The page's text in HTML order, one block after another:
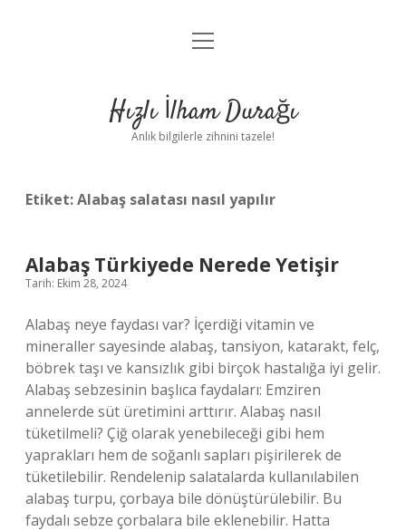
Anasayfa
Yasal Uyarı
menüyü
Hızlı İlham Durağı
Anlık bilgilerle zihnini tazele!
Etiket:Alabaş salatası nasıl yapılır
Alabaş Türkiyede Nerede Yetişir
Tarih: Ekim 28, 2024
Alabaş neye faydası var? İçerdiği vitamin ve
mineraller sayesinde alabaş, tansiyon, katarakt, felç,
böbrek taşı ve kansızlık gibi birçok hastalığa iyi gelir.
Alabaş sebzesinin başlıca faydaları: Emziren
annelerde süt üretimini arttırır. Alabaş nasıl
tüketilmeli? Çiğ olarak yenebileceği gibi hem
yaprakları hem de soğanlı sapları pişirilerek de
tüketilebilir. Rendelenip salatalarda kullanılabilen
alabaş turpu, çorbaya bile dönüştürülebilir. Bu
faydalı sebze çorbalara bile eklenebilir. Hatta